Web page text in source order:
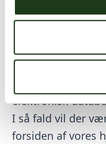
uvedkommende
computerne og
Vi opdaterer
såfremt
elektronisk
I så fald vil der
forsiden af vores